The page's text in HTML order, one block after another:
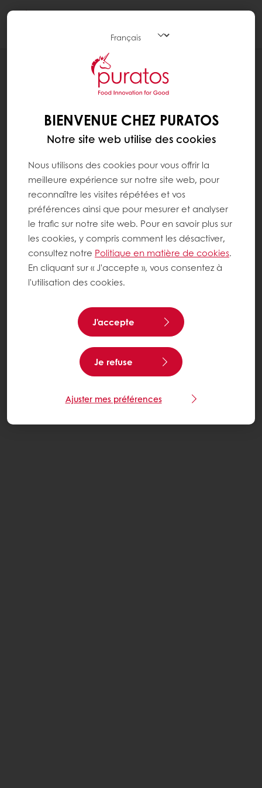
100 ANS D’EXPERTISE DANS
BIENVENUE CHEZ PURATOS
Notre site web utilise des cookies
Nous utilisons des cookies pour vous offrir la
meilleure expérience sur notre site web, pour
reconnaître les visites répétées et vos
préférences ainsi que pour mesurer et analyser
le trafic sur notre site web. Pour en savoir plus sur
les cookies, y compris comment les désactiver,
consultez notre Politique en matière de cookies.
En cliquant sur « J'accepte », vous consentez à
l'utilisation des cookies.
J'accepte
Je refuse
Ajuster mes préférences